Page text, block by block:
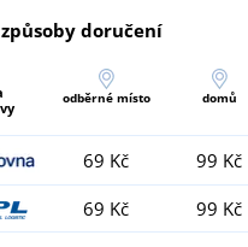
doručení
odběrné místo domů
69 Kč
99 Kč
69 Kč
99 Kč